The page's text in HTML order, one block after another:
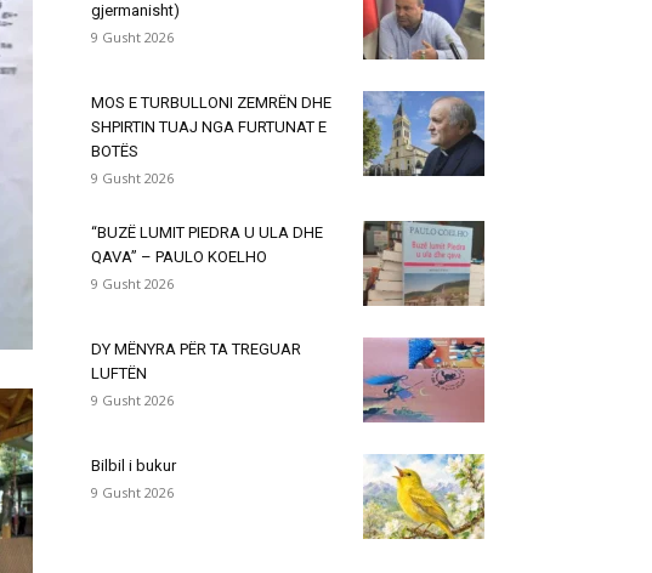
gjermanisht)
9 Gusht 2026
MOS E TURBULLONI ZEMRËN DHE
SHPIRTIN TUAJ NGA FURTUNAT E
BOTËS
9 Gusht 2026
“BUZË LUMIT PIEDRA U ULA DHE
QAVA” – PAULO KOELHO
9 Gusht 2026
DY MËNYRA PËR TA TREGUAR
LUFTËN
9 Gusht 2026
Bilbil i bukur
9 Gusht 2026